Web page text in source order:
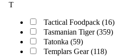
T
Tactical Foodpack (16)
Tasmanian Tiger (359)
Tatonka (59)
Templars Gear (118)